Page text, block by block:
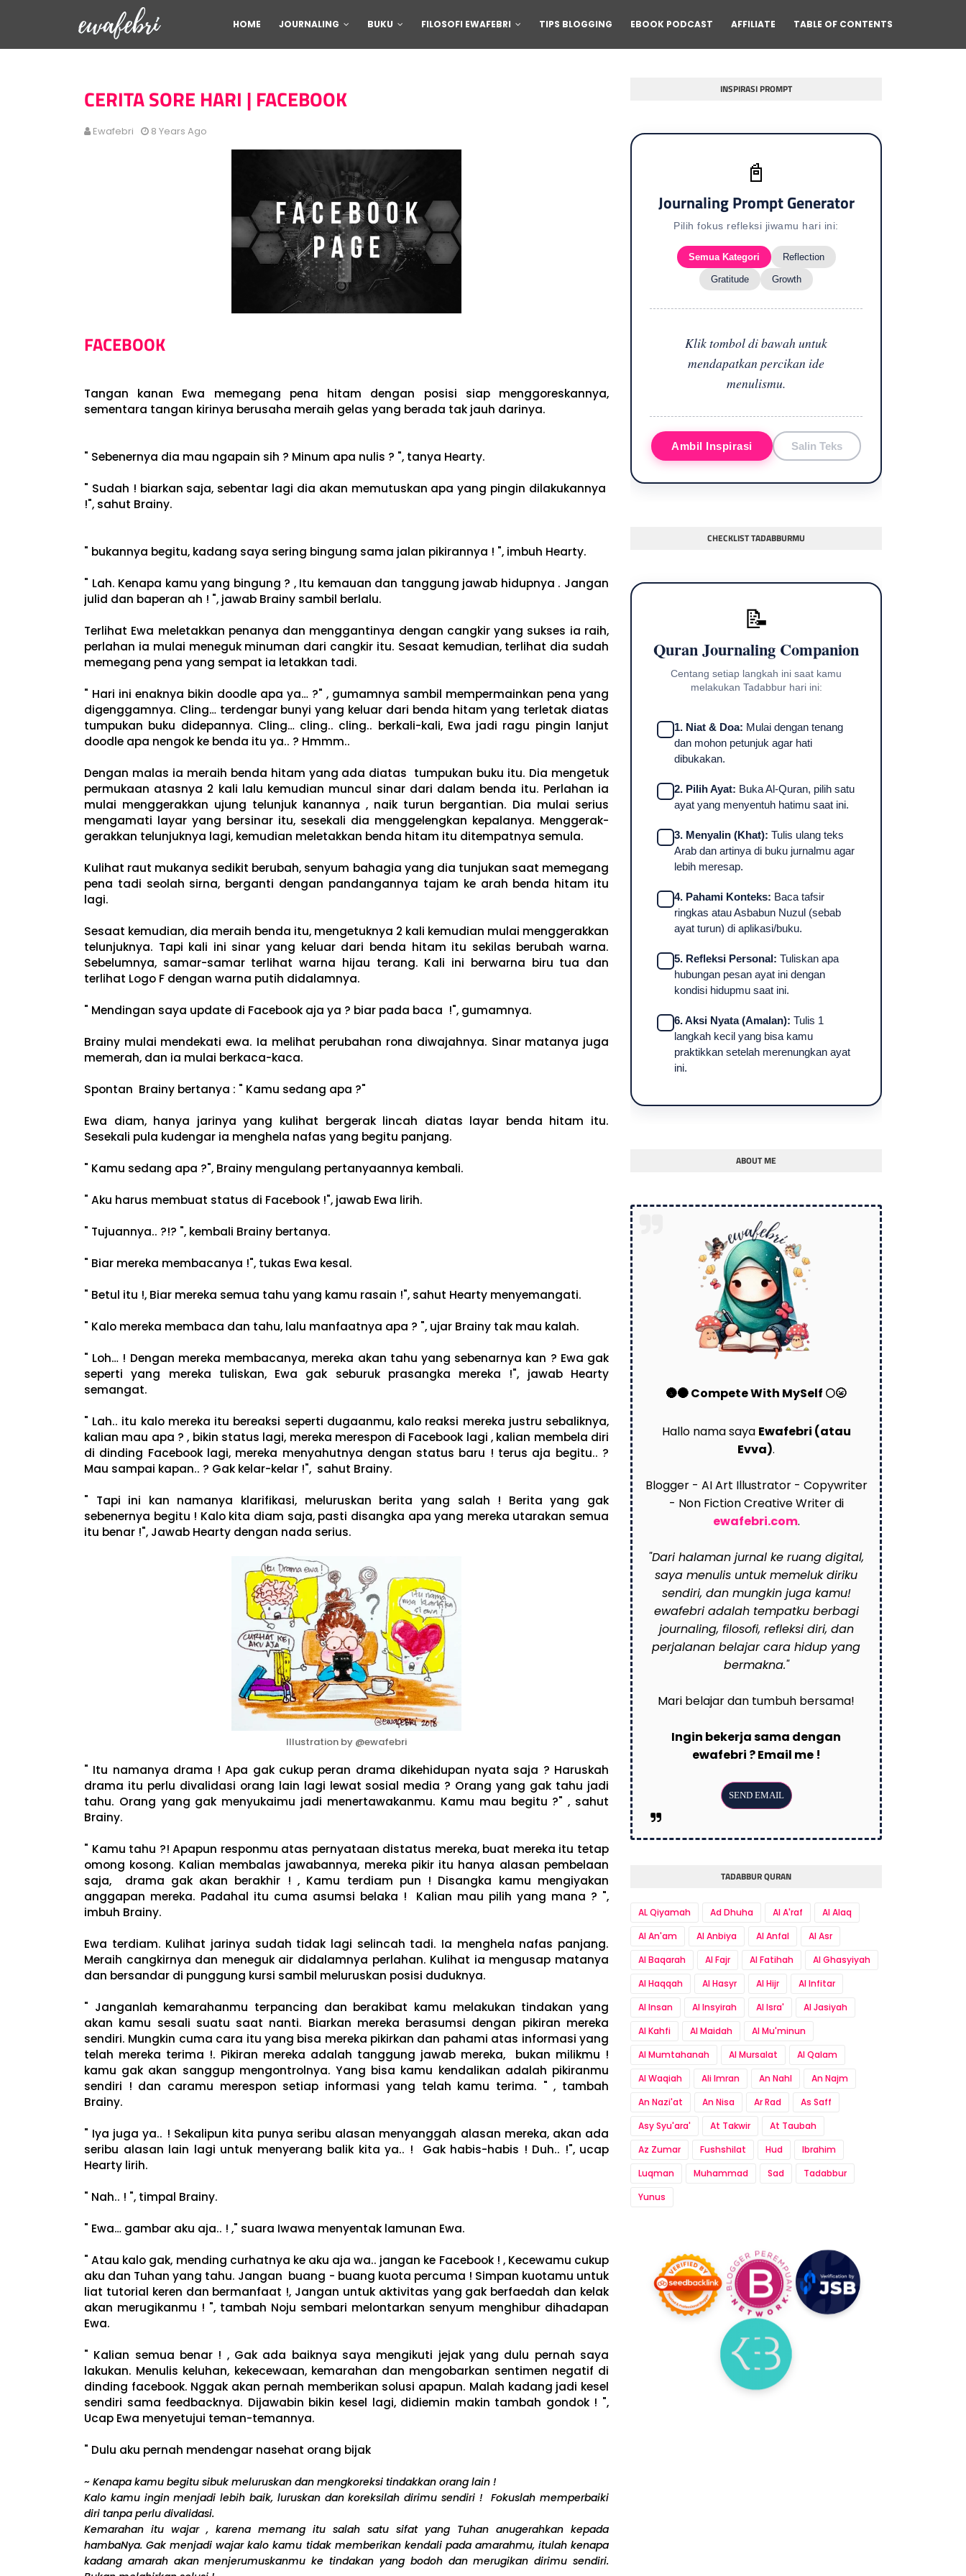
HOME JOURNALING BUKU FILOSOFI EWAFEBRI TIPS BLOGGING EBOOK PODCAST AFFILIATE TABLE OF CONTENTS
CERITA SORE HARI | FACEBOOK
Ewafebri 8 Years Ago
FACEBOOK
Tangan kanan Ewa memegang pena hitam dengan posisi siap menggoreskannya,
sementara tangan kirinya berusaha meraih gelas yang berada tak jauh darinya.
" Sebenernya dia mau ngapain sih ? Minum apa nulis ? ", tanya Hearty.
" Sudah ! biarkan saja, sebentar lagi dia akan memutuskan apa yang pingin dilakukannya
!", sahut Brainy.
" bukannya begitu, kadang saya sering bingung sama jalan pikirannya ! ", imbuh Hearty.
" Lah. Kenapa kamu yang bingung ? , Itu kemauan dan tanggung jawab hidupnya . Jangan
julid dan baperan ah ! ", jawab Brainy sambil berlalu.
Terlihat Ewa meletakkan penanya dan menggantinya dengan cangkir yang sukses ia raih,
perlahan ia mulai meneguk minuman dari cangkir itu. Sesaat kemudian, terlihat dia sudah
memegang pena yang sempat ia letakkan tadi.
" Hari ini enaknya bikin doodle apa ya… ?" , gumamnya sambil mempermainkan pena yang
digenggamnya. Cling… terdengar bunyi yang keluar dari benda hitam yang terletak diatas
tumpukan buku didepannya. Cling… cling.. cling.. berkali-kali, Ewa jadi ragu pingin lanjut
doodle apa nengok ke benda itu ya.. ? Hmmm..
Dengan malas ia meraih benda hitam yang ada diatas tumpukan buku itu. Dia mengetuk
permukaan atasnya 2 kali lalu kemudian muncul sinar dari dalam benda itu. Perlahan ia
mulai menggerakkan ujung telunjuk kanannya , naik turun bergantian. Dia mulai serius
mengamati layar yang bersinar itu, sesekali dia menggelengkan kepalanya. Menggerak-
gerakkan telunjuknya lagi, kemudian meletakkan benda hitam itu ditempatnya semula.
Kulihat raut mukanya sedikit berubah, senyum bahagia yang dia tunjukan saat memegang
pena tadi seolah sirna, berganti dengan pandangannya tajam ke arah benda hitam itu
lagi.
Sesaat kemudian, dia meraih benda itu, mengetuknya 2 kali kemudian mulai menggerakkan
telunjuknya. Tapi kali ini sinar yang keluar dari benda hitam itu sekilas berubah warna.
Sebelumnya, samar-samar terlihat warna hijau terang. Kali ini berwarna biru tua dan
terlihat Logo F dengan warna putih didalamnya.
" Mendingan saya update di Facebook aja ya ? biar pada baca !", gumamnya.
Brainy mulai mendekati ewa. Ia melihat perubahan rona diwajahnya. Sinar matanya juga
memerah, dan ia mulai berkaca-kaca.
Spontan Brainy bertanya : " Kamu sedang apa ?"
Ewa diam, hanya jarinya yang kulihat bergerak lincah diatas layar benda hitam itu.
Sesekali pula kudengar ia menghela nafas yang begitu panjang.
" Kamu sedang apa ?", Brainy mengulang pertanyaannya kembali.
" Aku harus membuat status di Facebook !", jawab Ewa lirih.
" Tujuannya.. ?!? ", kembali Brainy bertanya.
" Biar mereka membacanya !", tukas Ewa kesal.
" Betul itu !, Biar mereka semua tahu yang kamu rasain !", sahut Hearty menyemangati.
" Kalo mereka membaca dan tahu, lalu manfaatnya apa ? ", ujar Brainy tak mau kalah.
" Loh… ! Dengan mereka membacanya, mereka akan tahu yang sebenarnya kan ? Ewa gak
seperti yang mereka tuliskan, Ewa gak seburuk prasangka mereka !", jawab Hearty
semangat.
" Lah.. itu kalo mereka itu bereaksi seperti dugaanmu, kalo reaksi mereka justru sebaliknya,
kalian mau apa ? , bikin status lagi, mereka merespon di Facebook lagi , kalian membela diri
di dinding Facebook lagi, mereka menyahutnya dengan status baru ! terus aja begitu.. ?
Mau sampai kapan.. ? Gak kelar-kelar !", sahut Brainy.
" Tapi ini kan namanya klarifikasi, meluruskan berita yang salah ! Berita yang gak
sebenernya begitu ! Kalo kita diam saja, pasti disangka apa yang mereka utarakan semua
itu benar !", Jawab Hearty dengan nada serius.
Illustration by @ewafebri
" Itu namanya drama ! Apa gak cukup peran drama dikehidupan nyata saja ? Haruskah
drama itu perlu divalidasi orang lain lagi lewat sosial media ? Orang yang gak tahu jadi
tahu. Orang yang gak menyukaimu jadi menertawakanmu. Kamu mau begitu ?" , sahut
Brainy.
" Kamu tahu ?! Apapun responmu atas pernyataan distatus mereka, buat mereka itu tetap
omong kosong. Kalian membalas jawabannya, mereka pikir itu hanya alasan pembelaan
saja, drama gak akan berakhir ! , Kamu terdiam pun ! Disangka kamu mengiyakan
anggapan mereka. Padahal itu cuma asumsi belaka ! Kalian mau pilih yang mana ? ",
imbuh Brainy.
Ewa terdiam. Kulihat jarinya sudah tidak lagi selincah tadi. Ia menghela nafas panjang.
Meraih cangkirnya dan meneguk air didalamnya perlahan. Kulihat ia mengusap matanya
dan bersandar di punggung kursi sambil meluruskan posisi duduknya.
" Janganlah kemarahanmu terpancing dan berakibat kamu melakukan tindakan yang
akan kamu sesali suatu saat nanti. Biarkan mereka berasumsi dengan pikiran mereka
sendiri. Mungkin cuma cara itu yang bisa mereka pikirkan dan pahami atas informasi yang
telah mereka terima !. Pikiran mereka adalah tanggung jawab mereka, bukan milikmu !
kamu gak akan sanggup mengontrolnya. Yang bisa kamu kendalikan adalah pikiranmu
sendiri ! dan caramu merespon setiap informasi yang telah kamu terima. " , tambah
Brainy.
" Iya juga ya.. ! Sekalipun kita punya seribu alasan menyanggah alasan mereka, akan ada
seribu alasan lain lagi untuk menyerang balik kita ya.. ! Gak habis-habis ! Duh.. !", ucap
Hearty lirih.
" Nah.. ! ", timpal Brainy.
" Ewa… gambar aku aja.. ! ," suara Iwawa menyentak lamunan Ewa.
" Atau kalo gak, mending curhatnya ke aku aja wa.. jangan ke Facebook ! , Kecewamu cukup
aku dan Tuhan yang tahu. Jangan buang - buang kuota percuma ! Simpan kuotamu untuk
liat tutorial keren dan bermanfaat !, Jangan untuk aktivitas yang gak berfaedah dan kelak
akan merugikanmu ! ", tambah Noju sembari melontarkan senyum menghibur dihadapan
Ewa.
" Kalian semua benar ! , Gak ada baiknya saya mengikuti jejak yang dulu pernah saya
lakukan. Menulis keluhan, kekecewaan, kemarahan dan mengobarkan sentimen negatif di
dinding facebook. Nggak akan pernah memberikan solusi apapun. Malah kadang jadi kesel
sendiri sama feedbacknya. Dijawabin bikin kesel lagi, didiemin makin tambah gondok ! ",
Ucap Ewa menyetujui teman-temannya.
" Dulu aku pernah mendengar nasehat orang bijak
~ Kenapa kamu begitu sibuk meluruskan dan mengkoreksi tindakkan orang lain !
Kalo kamu ingin menjadi lebih baik, luruskan dan koreksilah dirimu sendiri ! Fokuslah memperbaiki
diri tanpa perlu divalidasi.
Kemarahan itu wajar , karena memang itu salah satu sifat yang Tuhan anugerahkan kepada
hambaNya. Gak menjadi wajar kalo kamu tidak memberikan kendali pada amarahmu, itulah kenapa
kadang amarah akan menjerumuskanmu ke tindakan yang bodoh dan merugikan dirimu sendiri.
INSPIRASI PROMPT
📓
Journaling Prompt Generator
Pilih fokus refleksi jiwamu hari ini:
Semua Kategori Reflection
Gratitude Growth
Klik tombol di bawah untuk
mendapatkan percikan ide
menulismu.
Ambil Inspirasi Salin Teks
CHECKLIST TADABBURMU
📝
Quran Journaling Companion
Centang setiap langkah ini saat kamu
melakukan Tadabbur hari ini:
1. Niat & Doa: Mulai dengan tenang
dan mohon petunjuk agar hati
dibukakan.
2. Pilih Ayat: Buka Al-Quran, pilih satu
ayat yang menyentuh hatimu saat ini.
3. Menyalin (Khat): Tulis ulang teks
Arab dan artinya di buku jurnalmu agar
lebih meresap.
4. Pahami Konteks: Baca tafsir
ringkas atau Asbabun Nuzul (sebab
ayat turun) di aplikasi/buku.
5. Refleksi Personal: Tuliskan apa
hubungan pesan ayat ini dengan
kondisi hidupmu saat ini.
6. Aksi Nyata (Amalan): Tulis 1
langkah kecil yang bisa kamu
praktikkan setelah merenungkan ayat
ini.
ABOUT ME
🌚🌑 Compete With MySelf 🌕🌝
Hallo nama saya Ewafebri (atau
Evva).
Blogger - AI Art Illustrator - Copywriter
- Non Fiction Creative Writer di
ewafebri.com.
"Dari halaman jurnal ke ruang digital,
saya menulis untuk memeluk diriku
sendiri, dan mungkin juga kamu!
ewafebri adalah tempatku berbagi
journaling, filosofi, refleksi diri, dan
perjalanan belajar cara hidup yang
bermakna."
Mari belajar dan tumbuh bersama!
Ingin bekerja sama dengan
ewafebri ? Email me !
TADABBUR QURAN
AL Qiyamah Ad Dhuha Al A'raf
Al Alaq
Al An'am
Al Anbiya Al Anfal
Al Asr
Al Baqarah
Al Fajr Al Fatihah
Al Ghasyiyah
Al Haqqah
Al Hasyr Al Hijr
Al Infitar
Al Insan
Al Insyirah Al Isra'
Al Jasiyah
Al Kahfi
Al Maidah
Al Mu'minun
Al Mumtahanah
Al Mursalat
Al Qalam
Al Waqiah
Ali Imran An Nahl
An Najm
An Nazi'at
An Nisa Ar Rad
As Saff
Asy Syu'ara'
At Takwir
At Taubah
Az Zumar
Fushshilat Hud
Ibrahim
Luqman
Muhammad Sad
Tadabbur
Yunus